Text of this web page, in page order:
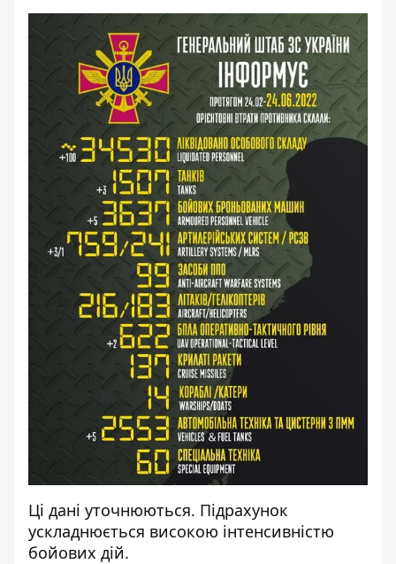
Ці дані уточнюються. Підрахунок
ускладнюється високою інтенсивністю
бойових дій.